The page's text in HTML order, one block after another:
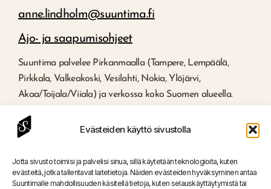
Evästeiden käyttö sivustolla
Jotta sivusto toimisi ja palvelisi sinua, sillä käytetään teknologioita, kuten
evästeitä, jotka tallentavat laitetietoja. Näiden evästeiden hyväksyminen antaa
Suuntimalle mahdollisuuden käsitellä tietoja, kuten selauskäyttäytymistä tai
anne.lindholm@suuntima.fi
Ajo- ja saapumisohjeet
Suuntima palvelee Pirkanmaalla (Tampere, Lempäälä,
Pirkkala, Valkeakoski, Vesilahti, Nokia, Ylöjärvi,
Akaa/Toijala/Viiala) ja verkossa koko Suomen alueella.